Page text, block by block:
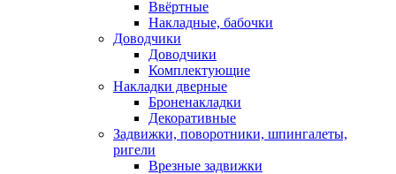
Ввёртные
Накладные, бабочки
Доводчики
Доводчики
Комплектующие
Накладки дверные
Броненакладки
Декоративные
Задвижки, поворотники, шпингалеты,
ригели
Врезные задвижки